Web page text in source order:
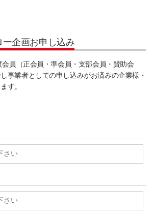
企画お申し込み
員（正会員・準会員・支部会員・賛助会
事業者としての申し込みがお済みの企業様・
す。